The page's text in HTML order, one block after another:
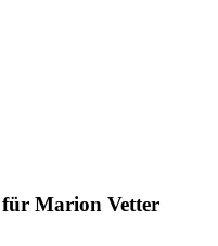
für Marion Vetter